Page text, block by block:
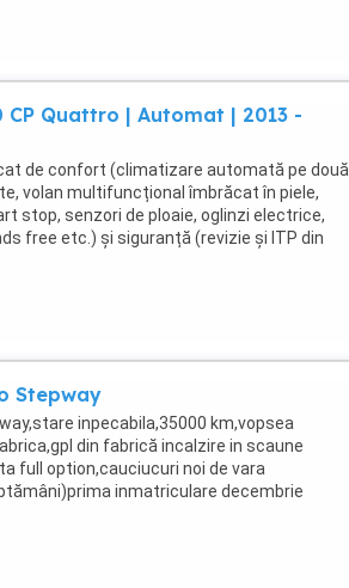
CP Quattro | Automat | 2013 -
de confort (climatizare automată pe două
volan multifuncțional îmbrăcat în piele,
stop, senzori de ploaie, oglinzi electrice,
free etc.) și siguranță (revizie și ITP din
Stepway
inpecabila,35000 km,vopsea
din fabrică incalzire in scaune
full option,cauciucuri noi de vara
inmatriculare decembrie
conditionat,inchidere ...